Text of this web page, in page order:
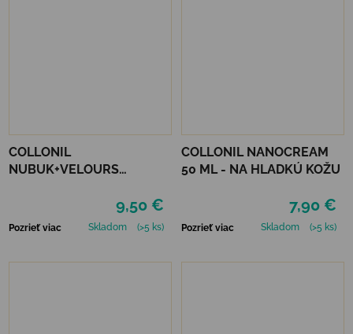
COLLONIL
NUBUK+VELOURS
9,50 €
Pozrieť viac Skladom (>5 ks)
COLLONIL NANOCREAM
50 ML - NA HLADKÚ KOŽU
7,90 €
Pozrieť viac Skladom (>5 ks)